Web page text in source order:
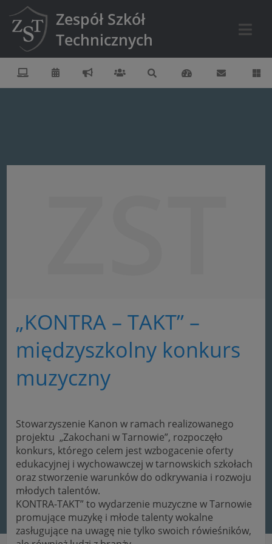
Zespół Szkół
Technicznych
„KONTRA – TAKT” –
międzyszkolny konkurs
muzyczny
Stowarzyszenie Kanon w ramach realizowanego
projektu „Zakochani w Tarnowie”, rozpoczęło
konkurs, którego celem jest wzbogacenie oferty
edukacyjnej i wychowawczej w tarnowskich szkołach
oraz stworzenie warunków do odkrywania i rozwoju
młodych talentów.
KONTRA-TAKT” to wydarzenie muzyczne w Tarnowie
promujące muzykę i młode talenty wokalne
zasługujące na uwagę nie tylko swoich rówieśników,